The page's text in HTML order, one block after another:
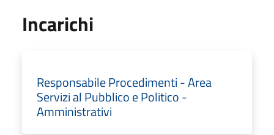
Incarichi
Responsabile Procedimenti - Area
Servizi al Pubblico e Politico -
Amministrativi